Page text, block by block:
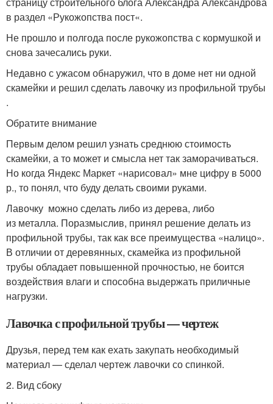
в раздел «Рукожопства пост«.
Не прошло и полгода после рукожопства с кормушкой и
снова зачесались руки.
Недавно с ужасом обнаружил, что в доме нет ни одной
скамейки и решил сделать лавочку из профильной трубы
.
Обратите внимание
Первым делом решил узнать среднюю стоимость
скамейки, а то может и смысла нет так заморачиваться.
Но когда Яндекс Маркет «нарисовал» мне цифру в 5000
р., то понял, что буду делать своими руками.
Лавочку можно сделать либо из дерева, либо
из металла. Поразмыслив, принял решение делать из
профильной трубы, так как все преимущества «налицо».
В отличии от деревянных, скамейка из профильной
трубы обладает повышенной прочностью, не боится
воздействия влаги и способна выдержать приличные
нагрузки.
Лавочка с профильной трубы — чертеж
Друзья, перед тем как ехать закупать необходимый
материал — сделал чертеж лавочки со спинкой.
2. Вид сбоку